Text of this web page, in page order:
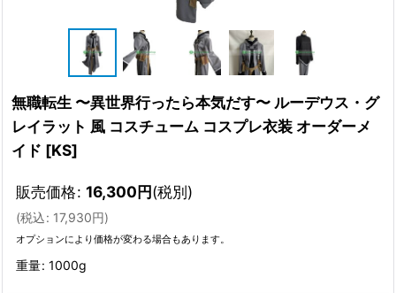
無職転生 〜異世界行ったら本気だす〜 ルーデウス・グ
レイラット 風 コスチューム コスプレ衣装 オーダーメ
イド [KS]
販売価格: 16,300円(税別)
(税込: 17,930円)
オプションにより価格が変わる場合もあります。
重量: 1000g